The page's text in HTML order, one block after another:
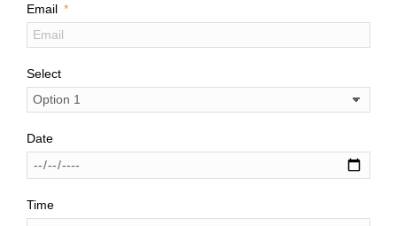
Email
Select
Date
Time